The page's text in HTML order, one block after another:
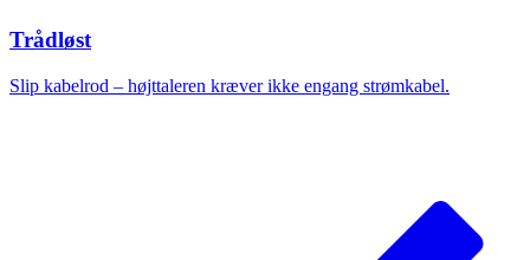
Trådløst
Slip kabelrod – højttaleren kræver ikke engang strømkabel.